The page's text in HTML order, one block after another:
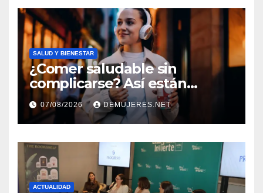
SALUD Y BIENESTAR
¿Comer saludable sin
complicarse? Así están
cambiando sus hábitos las
nuevas generaciones
07/08/2026 DEMUJERES.NET
ACTUALIDAD